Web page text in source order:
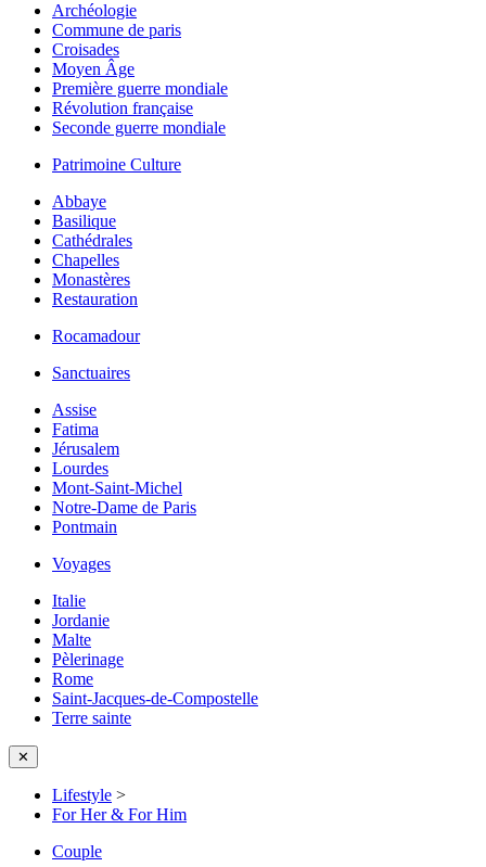
Archéologie
Commune de paris
Croisades
Moyen Âge
Première guerre mondiale
Révolution française
Seconde guerre mondiale
Patrimoine Culture
Abbaye
Basilique
Cathédrales
Chapelles
Monastères
Restauration
Rocamadour
Sanctuaires
Assise
Fatima
Jérusalem
Lourdes
Mont-Saint-Michel
Notre-Dame de Paris
Pontmain
Voyages
Italie
Jordanie
Malte
Pèlerinage
Rome
Saint-Jacques-de-Compostelle
Terre sainte
✕
Lifestyle >
For Her & For Him
Couple